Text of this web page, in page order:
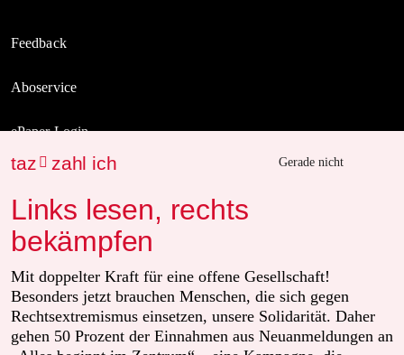
Feedback
Aboservice
ePaper Login
© 2026 taz Verlags und Vertriebs GmbH
Alle Rechte vorbehalten. Bei rechtlichen Fragen oder für Genehmigungen
wenden Sie sich bitte an
Feedback Redaktionsstatut Kommune-Richtlinien KI-Leitlinie
taz  zahl ich Gerade nicht
Links lesen, rechts
bekämpfen
Mit doppelter Kraft für eine offene Gesellschaft!
Besonders jetzt brauchen Menschen, die sich gegen
Rechtsextremismus einsetzen, unsere Solidarität. Daher
gehen 50 Prozent der Einnahmen aus Neuanmeldungen an